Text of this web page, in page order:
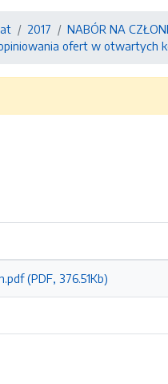
2017
NABÓR NA
ofert w otwartych
(PDF, 376.51Kb)